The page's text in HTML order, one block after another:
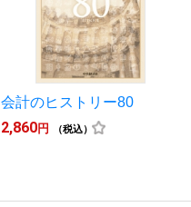
会計のヒストリー80
2,860円 （税込）